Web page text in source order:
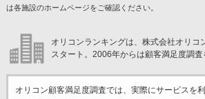
は各施設のホームページをご確認ください。
オリコンランキングは、株式会社オリコ
スタート。2006年からは顧客満足度調査
オリコン顧客満足度調査では、実際にサービスを